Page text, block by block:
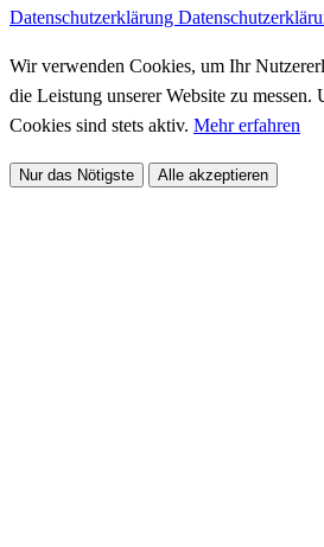
Datenschutzerklärung
Wir verwenden Cookies, um Ihr
die Leistung unserer Website zu
Cookies sind stets aktiv. Mehr erfahren
Nur das Nötigste Alle akzeptieren